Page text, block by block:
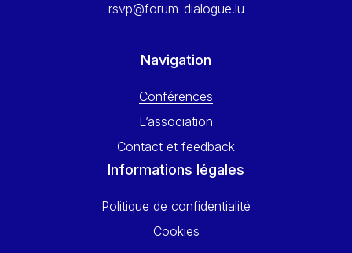
Yves FRANCHET
rsvp@forum-dialogue.lu
Navigation
Conférences
L’association
Contact et feedback
Informations légales
Politique de confidentialité
Cookies